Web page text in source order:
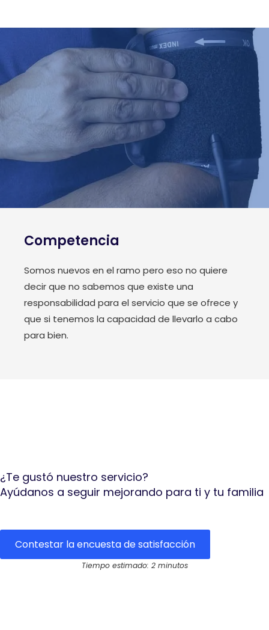
Competencia
Somos nuevos en el ramo pero eso no quiere
decir que no sabemos que existe una
responsabilidad para el servicio que se ofrece y
que si tenemos la capacidad de llevarlo a cabo
para bien.
¿Te gustó nuestro servicio?
Ayúdanos a seguir mejorando para ti y tu familia
Contestar la encuesta de satisfacción
Tiempo estimado: 2 minutos